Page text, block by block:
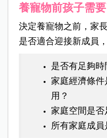
養寵物前孩子需
決定養寵物之前，家
是否適合迎接新成員
是否有足夠時
家庭經濟條
用？
家庭空間是否
所有家庭成員